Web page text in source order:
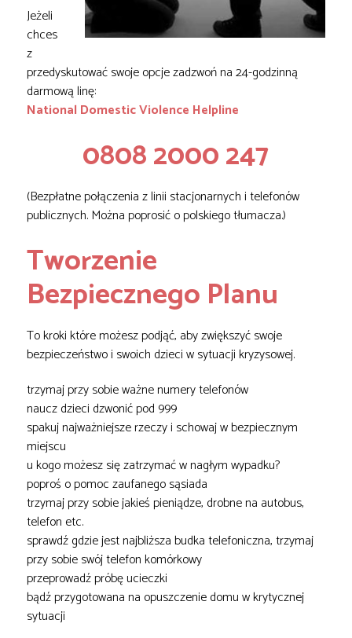
Jeżeli
chces
z
przedyskutować swoje opcje zadzwoń na 24-godzinną
darmową linę:
National Domestic Violence Helpline
0808 2000 247
(Bezpłatne połączenia z linii stacjonarnych i telefonów
publicznych. Można poprosić o polskiego tłumacza.)
Tworzenie
Bezpiecznego Planu
To kroki które możesz podjąć, aby zwiększyć swoje
bezpieczeństwo i swoich dzieci w sytuacji kryzysowej.
trzymaj przy sobie ważne numery telefonów
naucz dzieci dzwonić pod 999
spakuj najważniejsze rzeczy i schowaj w bezpiecznym
miejscu
u kogo możesz się zatrzymać w nagłym wypadku?
poproś o pomoc zaufanego sąsiada
trzymaj przy sobie jakieś pieniądze, drobne na autobus,
telefon etc.
sprawdź gdzie jest najbliższa budka telefoniczna, trzymaj
przy sobie swój telefon komórkowy
przeprowadź próbę ucieczki
bądź przygotowana na opuszczenie domu w krytycznej
sytuacji